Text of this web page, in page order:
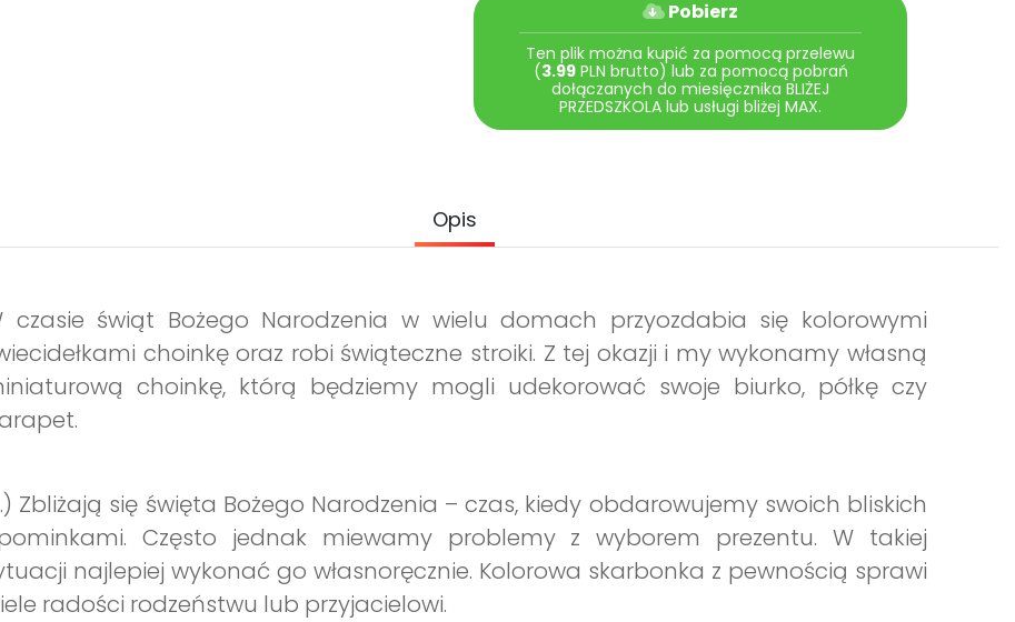
Pobierz
Ten plik można kupić za pomocą przelewu
(3.99PLN brutto) lub za pomocą pobrań
dołączanych do miesięcznika BLIŻEJ
PRZEDSZKOLA lub usługi bliżej MAX.
Opis
czasie świąt Bożego Narodzenia w wielu domach przyozdabia się kolorowymi
choinkę oraz robi świąteczne stroiki. Z tej okazji i my wykonamy własną
choinkę, którą będziemy mogli udekorować swoje biurko, półkę czy
Zbliżają się święta Bożego Narodzenia – czas, kiedy obdarowujemy swoich bliskich
Często jednak miewamy problemy z wyborem prezentu. W takiej
najlepiej wykonać go własnoręcznie. Kolorowa skarbonka z pewnością sprawi
radości rodzeństwu lub przyjacielowi.